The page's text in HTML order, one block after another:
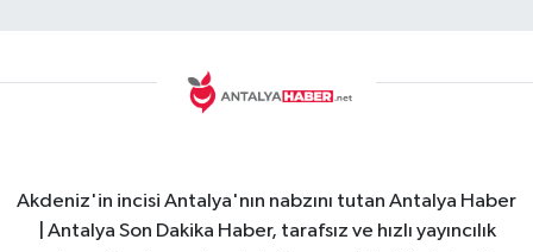
Akdeniz'in incisi Antalya'nın nabzını tutan Antalya Haber
| Antalya Son Dakika Haber, tarafsız ve hızlı yayıncılık